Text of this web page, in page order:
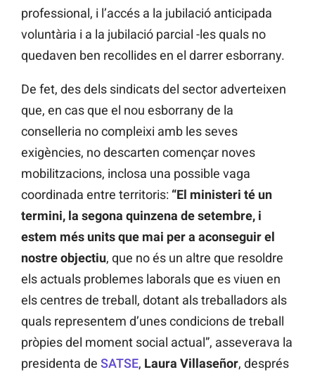
professional, i l’accés a la jubilació anticipada
voluntària i a la jubilació parcial -les quals no
quedaven ben recollides en el darrer esborrany.
De fet, des dels sindicats del sector adverteixen
que, en cas que el nou esborrany de la
conselleria no compleixi amb les seves
exigències, no descarten començar noves
mobilitzacions, inclosa una possible vaga
coordinada entre territoris: “El ministeri té un
termini, la segona quinzena de setembre, i
estem més units que mai per a aconseguir el
nostre objectiu, que no és un altre que resoldre
els actuals problemes laborals que es viuen en
els centres de treball, dotant als treballadors als
quals representem d’unes condicions de treball
pròpies del moment social actual”, asseverava la
presidenta de SATSE, Laura Villaseñor, després